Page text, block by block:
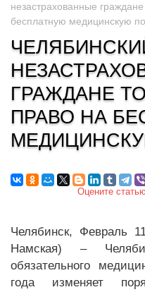
незастрахованные
бесплатную медицинскую
ГРАЖДАНЕ
ПРАВО НА
Оцените
Челябинск, Февраль
Намская) –
обязательного
года изменяет